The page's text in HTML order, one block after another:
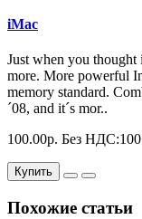
iMac
Just when you thought
more. More powerful
memory standard.
´08, and it´s mor..
100.00р. Без
Купить
Похожие статьи